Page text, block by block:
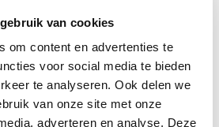
van cookies
om content en advertenties te
voor social media te bieden
te analyseren. Ook delen we
van onze site met onze
adverteren en analyse. Deze
MET